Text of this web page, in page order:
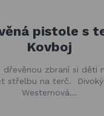
pistole s
Kovboj
dřevěnou zbraní si děti
střelbu na terč.
Westernová…